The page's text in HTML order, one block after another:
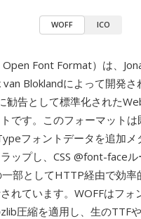
WOFF ICO
Open Font Format）は、
Bloklandによって開発さ
勧告として標準化された
です。このフォーマット
フォントデータを追加メ
ップし、CSS @font-face
部としてHTTP経由で効率
れています。WOFFはフォ
圧縮を適用し、生のTTF